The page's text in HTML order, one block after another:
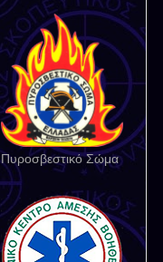
Πυροσβεστικό Σώμα